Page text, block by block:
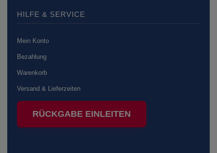
HILFE & SERVICE
Mein Konto
Bezahlung
Warenkorb
Versand & Lieferzeiten
RÜCKGABE EINLEITEN